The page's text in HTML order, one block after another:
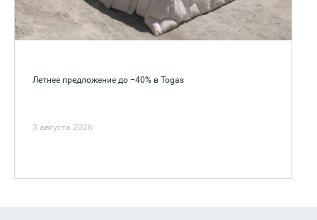
Летнее предложение до −40% в Togas
3 августа 2026